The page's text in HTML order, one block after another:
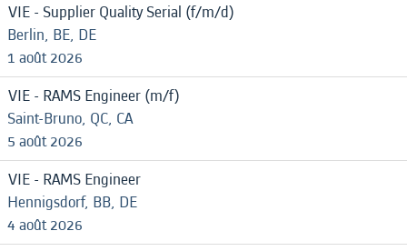
VIE - Supplier Quality Serial (f/m/d)
Berlin, BE, DE
1 août 2026
VIE - RAMS Engineer (m/f)
Saint-Bruno, QC, CA
5 août 2026
VIE - RAMS Engineer
Hennigsdorf, BB, DE
4 août 2026